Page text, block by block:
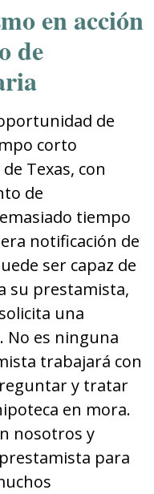
en acción
de
de
corto
Texas, con
de
tiempo
notificación de
ser capaz de
su prestamista,
una
No es ninguna
trabajará con
y tratar
en mora.
nosotros y
para